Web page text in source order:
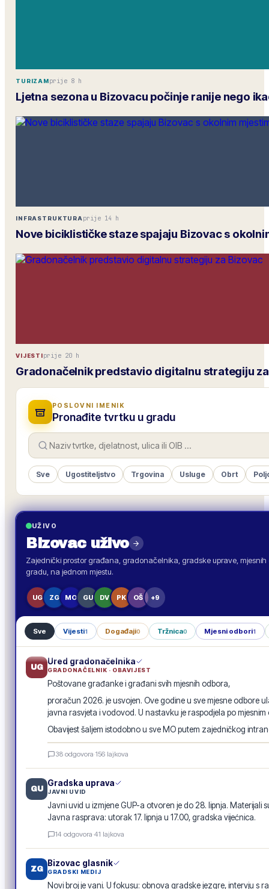
TURIZAMprije 8 h
Ljetna sezona u Bizovacu počinje ranije nego
INFRASTRUKTURA prije 14 h
Nove biciklističke staze spajaju Bizovac s
VIJESTIprije 20 h
Gradonačelnik predstavio digitalnu strategiju
POSLOVNI IMENIK
Pronađite tvrtku u gradu
Sve Ugostiteljstvo Trgovina Usluge Obrt
UŽIVO
Bizovacuživo
Zajednički prostor građana, gradonačelnika, gradske uprave,
gradu, na jednom mjestu.
UG ZG MO GU DV PK OŠ +9
Sve Vijesti1 Događaji0 Tržnica0 Mjesni odbori1
UG
Ured gradonačelnika
GRADONAČELNIK · OBAVIJEST
Poštovane građanke i građani svih mjesnih odbora,
proračun 2026. je usvojen. Ove godine u sve mjesne odbore
javna rasvjeta i vodovod. U nastavku je raspodjela po mjesnim
Obavijest šaljem istodobno u sve MO putem zajedničkog
GRADSKA OBAVIJEST
Raspodjela investicija 2026. · po mjesnim odborima
38 odgovora·156 lajkova
GU
Gradska uprava
JAVNI UVID
Javni uvid u izmjene GUP-a otvoren je do 28. lipnja. Materijali
Javna rasprava: utorak 17. lipnja u 17.00, gradska vijećnica.
14 odgovora·41 lajkova
ZG
Bizovac glasnik
GRADSKI MEDIJ
Novi broj je vani. U fokusu: obnova gradske jezgre, intervju s